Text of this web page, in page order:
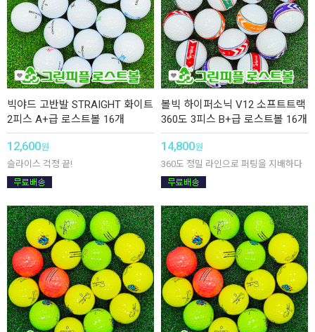
빅야드 고반발 STRAIGHT 화이트
2피스 A+급 로스트볼 16개
12,600원
슬라이스 걱정 끝!
볼빅 하이퍼소닉 V12 소프트트랙
360도 3피스 B+급 로스트볼 16개
14,800원
360도 정밀 라인으로 퍼팅을 지배하다